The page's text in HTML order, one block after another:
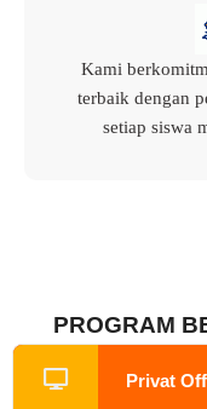
Kami
terbaik dengan
setiap siswa
PROGRAM
Privat